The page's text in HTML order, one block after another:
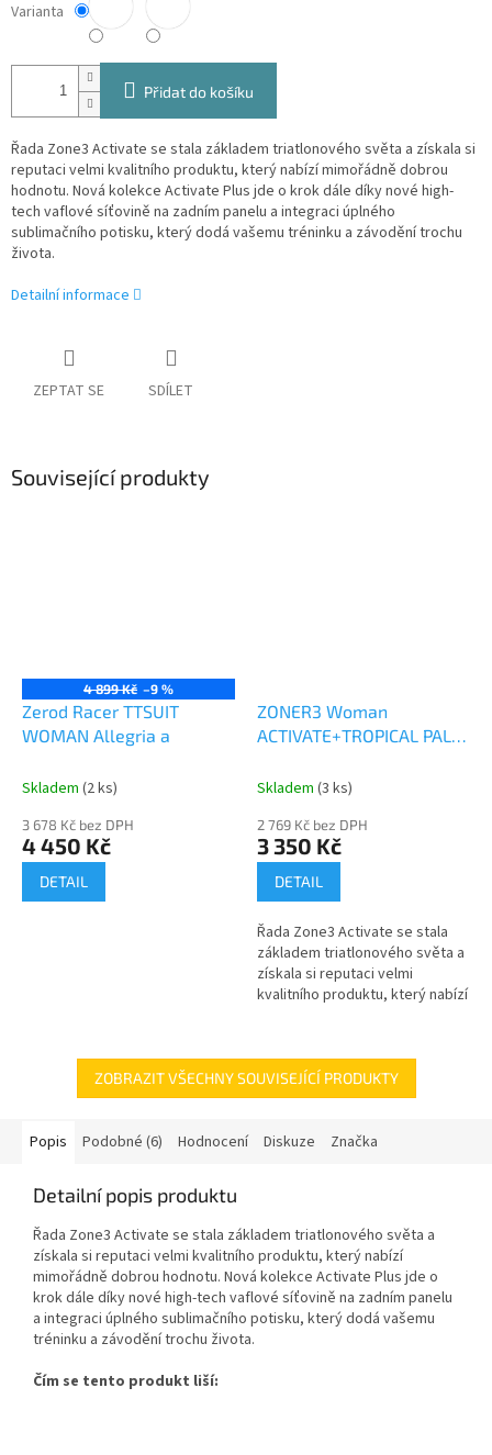
Varianta
Přidat do košíku
Řada Zone3 Activate se stala základem triatlonového světa a získala si
reputaci velmi kvalitního produktu, který nabízí mimořádně dobrou
hodnotu. Nová kolekce Activate Plus jde o krok dále díky nové high-
tech vaflové síťovině na zadním panelu a integraci úplného
sublimačního potisku, který dodá vašemu tréninku a závodění trochu
života.
Detailní informace
ZEPTAT SE SDÍLET
Související produkty
4 899 Kč –9 %
Zerod Racer TTSUIT
WOMAN Allegria a
Skladem (2 ks)
3 678 Kč bez DPH
4 450 Kč
DETAIL
ZONER3 Woman
ACTIVATE+TROPICAL PALM
Skladem (3 ks)
2 769 Kč bez DPH
3 350 Kč
DETAIL
Řada Zone3 Activate se stala
základem triatlonového světa a
získala si reputaci velmi
kvalitního produktu, který nabízí
ZOBRAZIT VŠECHNY SOUVISEJÍCÍ PRODUKTY
Popis Podobné (6) Hodnocení Diskuze Značka
Detailní popis produktu
Řada Zone3 Activate se stala základem triatlonového světa a
získala si reputaci velmi kvalitního produktu, který nabízí
mimořádně dobrou hodnotu. Nová kolekce Activate Plus jde o
krok dále díky nové high-tech vaflové síťovině na zadním panelu
a integraci úplného sublimačního potisku, který dodá vašemu
tréninku a závodění trochu života.
Čím se tento produkt liší: